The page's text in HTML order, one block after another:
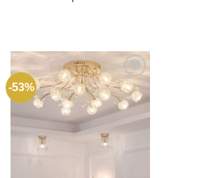
-53%
Add to
wishlist